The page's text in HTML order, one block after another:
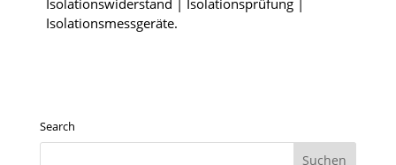
Isolationswiderstand | Isolationsprüfung |
Isolationsmessgeräte.
Search